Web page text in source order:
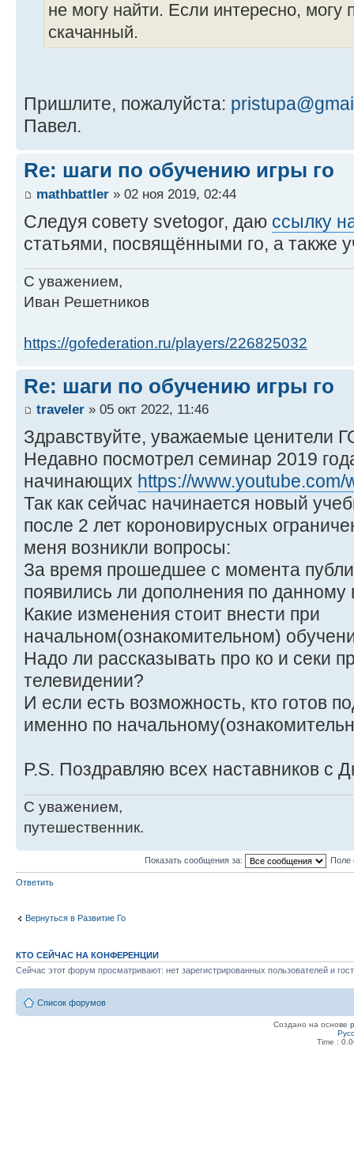
не могу найти. Если интересно, могу
скачанный.
Пришлите, пожалуйста:
Павел.
Re: шаги по обучению игры го
mathbattler » 02 ноя 2019, 02:44
Следуя совету svetogor, даю ссылку
статьями, посвящёнными го, а также
С уважением,
Иван Решетников
https://gofederation.ru/players/226825032
Re: шаги по обучению игры го
traveler » 05 окт 2022, 11:46
Здравствуйте, уважаемые ценители
Недавно посмотрел семинар 2019
начинающих https://
Так как сейчас начинается новый
после 2 лет короновирусных
меня возникли вопросы:
За время прошедшее с момента
появились ли дополнения по данному
Какие изменения стоит внести при
начальном(ознакомительном)
Надо ли рассказывать про ко и секи
телевидении?
И если есть возможность, кто готов
именно по
P.S. Поздравляю всех наставников с
С уважением,
путешественник.
Показать сообщения за: Поле
Ответить
Вернуться в Развитие Го
КТО СЕЙЧАС НА КОНФЕРЕНЦИИ
Сейчас этот форум просматривают: нет зарегистрированных пользователей и
Список форумов
Создано на основе
Time :